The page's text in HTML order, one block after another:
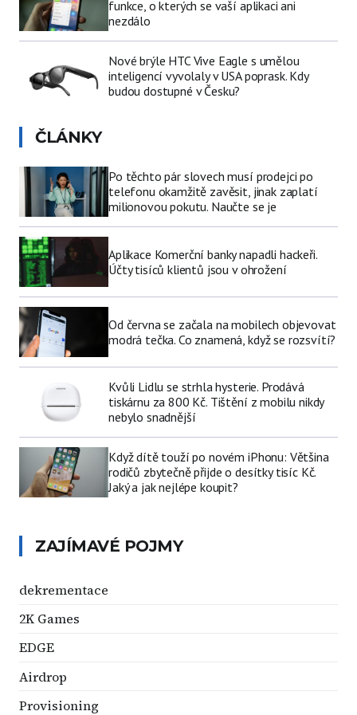
funkce, o kterých se vaší aplikaci ani
nezdálo
Nové brýle HTC Vive Eagle s umělou
inteligencí vyvolaly v USA poprask. Kdy
budou dostupné v Česku?
ČLÁNKY
Po těchto pár slovech musí prodejci po
telefonu okamžitě zavěsit, jinak zaplatí
milionovou pokutu. Naučte se je
Aplikace Komerční banky napadli hackeři.
Účty tisíců klientů jsou v ohrožení
Od června se začala na mobilech objevovat
modrá tečka. Co znamená, když se rozsvítí?
Kvůli Lidlu se strhla hysterie. Prodává
tiskárnu za 800 Kč. Tištění z mobilu nikdy
nebylo snadnější
Když dítě touží po novém iPhonu: Většina
rodičů zbytečně přijde o desítky tisíc Kč.
Jaký a jak nejlépe koupit?
ZAJÍMAVÉ POJMY
dekrementace
2K Games
EDGE
Airdrop
Provisioning